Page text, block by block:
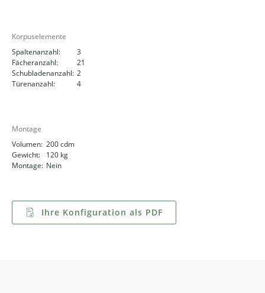
Korpuselemente
Spaltenanzahl:
3
Fächeranzahl:
21
Schubladenanzahl: 2
Türenanzahl:
4
Montage
Volumen: 200 cdm
Gewicht:
120 kg
Montage: Nein
Ihre Konfiguration als PDF